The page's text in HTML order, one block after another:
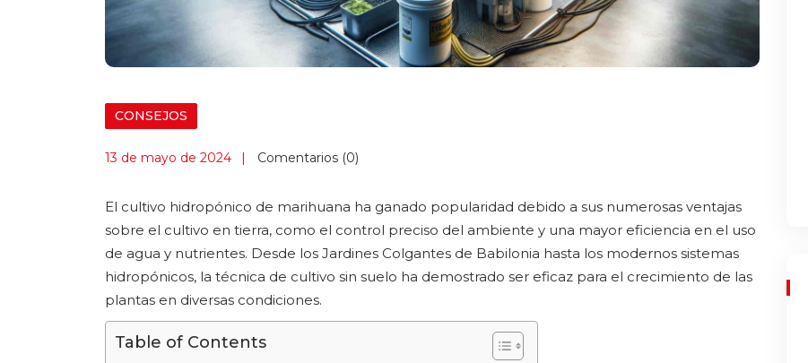
CONSEJOS
13 de mayo de 2024 Comentarios (0)
El cultivo hidropónico de marihuana ha ganado popularidad debido a sus numerosas ventajas
sobre el cultivo en tierra, como el control preciso del ambiente y una mayor eficiencia en el uso
de agua y nutrientes. Desde los Jardines Colgantes de Babilonia hasta los modernos sistemas
hidropónicos, la técnica de cultivo sin suelo ha demostrado ser eficaz para el crecimiento de las
plantas en diversas condiciones.
Table of Contents